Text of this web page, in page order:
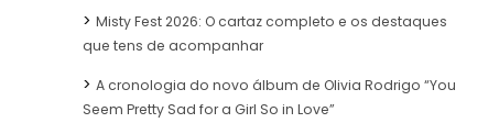
Misty Fest 2026: O cartaz completo e os destaques
que tens de acompanhar
A cronologia do novo álbum de Olivia Rodrigo “You
Seem Pretty Sad for a Girl So in Love”